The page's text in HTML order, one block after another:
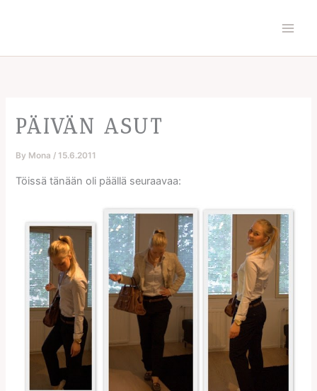
PÄIVÄN ASUT
By Mona /15.6.2011
Töissä tänään oli päällä seuraavaa: